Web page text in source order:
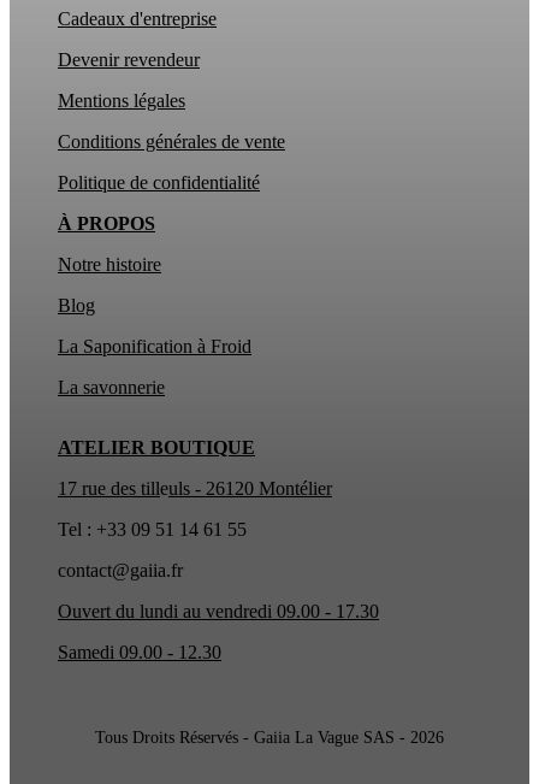
ATELIER BOUTIQUE
17 rue des tilleuls - 26120 Montélier
Tel : +33 09 51 14 61 55
contact@gaiia.fr
Ouvert du lundi au vendredi 09.00 - 17.30
Samedi 09.00 - 12.30
À PROPOS
Notre histoire
Blog
La Saponification à Froid
La savonnerie
Cadeaux d'entreprise
Devenir revendeur
Mentions légales
Conditions générales de vente
Politique de confidentialité
Tous Droits Réservés - Gaiia La Vague SAS - 2026